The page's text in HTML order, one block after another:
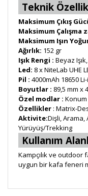
Teknik
Maksimum Çıkış
Maksimum Çalışma
Maksimum Işın
Ağırlık: 152 gr
Işık Rengi : Beyaz Işık,
Led: 8 x NiteLab UHE
Pil : 4000mAh 18650
Boyutlar : 89,5 mm x
Özel modlar : Konum
Özellikler : Matrix-
Aktivite:Dişli, Arama,
Yürüyüş/Trekking
Kullanım
Kampçılık ve outdoor
uygun bir kafa feneri